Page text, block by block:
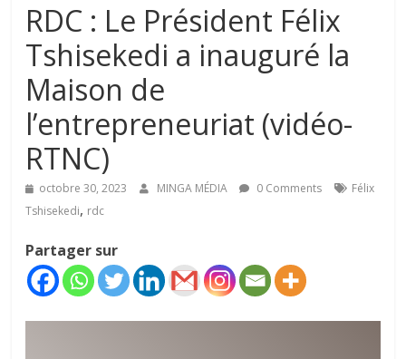
RDC : Le Président Félix
Tshisekedi a inauguré la
Maison de
l’entrepreneuriat (vidéo-
RTNC)
octobre 30, 2023 MINGA MÉDIA 0 Comments
Félix
Tshisekedi, rdc
Partager sur